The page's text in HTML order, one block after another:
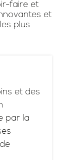
faire et
et
plus
et des
par la